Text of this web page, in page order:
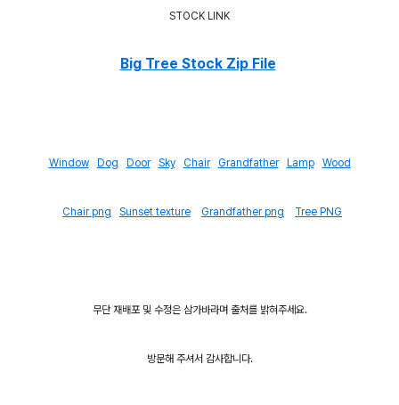
STOCK LINK
Big Tree Stock Zip File
Window Dog Door Sky Chair Grandfather Lamp Wood
Chair png Sunset texture Grandfather png Tree PNG
무단 재배포 및 수정은 삼가바라며 출처를 밝혀주세요.
방문해 주셔서 감사합니다.